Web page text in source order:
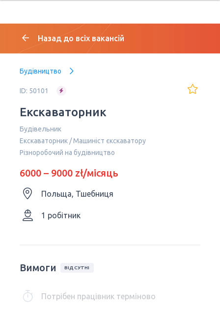
Назад до всіх вакансій
Будівництво
ID: 50101
Екскаваторник
Будівельник
Екскаваторник / Машиніст єкскаватору
Різноробочий на будівництво
6000 – 9000 zł/місяць
Польща, Тшебниця
1 робітник
Вимоги ВІДСУТНІ
Потрібен працівник терміново